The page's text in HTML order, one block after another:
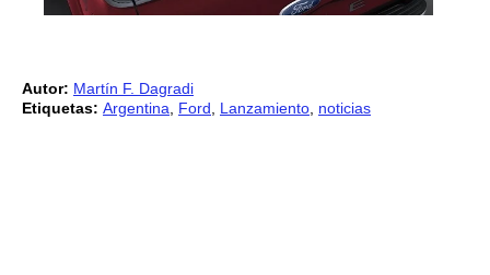
Autor: Martín F. Dagradi
Etiquetas: Argentina Ford Lanzamiento noticias